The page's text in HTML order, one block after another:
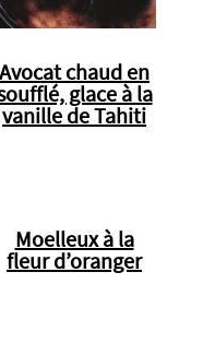
Avocat chaud en
glace à la
vanille de Tahiti
Moelleux à la
fleur d’oranger